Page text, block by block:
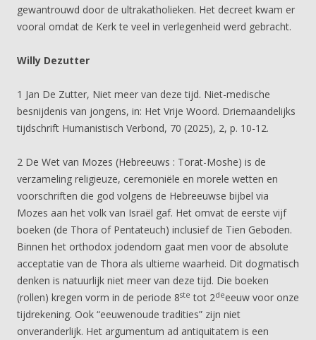
gewantrouwd door de ultrakatholieken. Het decreet kwam er
vooral omdat de Kerk te veel in verlegenheid werd gebracht.
Willy Dezutter
1 Jan De Zutter, Niet meer van deze tijd. Niet-medische
besnijdenis van jongens, in: Het Vrije Woord. Driemaandelijks
tijdschrift Humanistisch Verbond, 70 (2025), 2, p. 10-12.
2 De Wet van Mozes (Hebreeuws : Torat-Moshe) is de
verzameling religieuze, ceremoniële en morele wetten en
voorschriften die god volgens de Hebreeuwse bijbel via
Mozes aan het volk van Israël gaf. Het omvat de eerste vijf
boeken (de Thora of Pentateuch) inclusief de Tien Geboden.
Binnen het orthodox jodendom gaat men voor de absolute
acceptatie van de Thora als ultieme waarheid. Dit dogmatisch
denken is natuurlijk niet meer van deze tijd. Die boeken
(rollen) kregen vorm in de periode 8ste tot 2deeeuw voor onze
tijdrekening. Ook “eeuwenoude tradities” zijn niet
onveranderlijk. Het argumentum ad antiquitatem is een